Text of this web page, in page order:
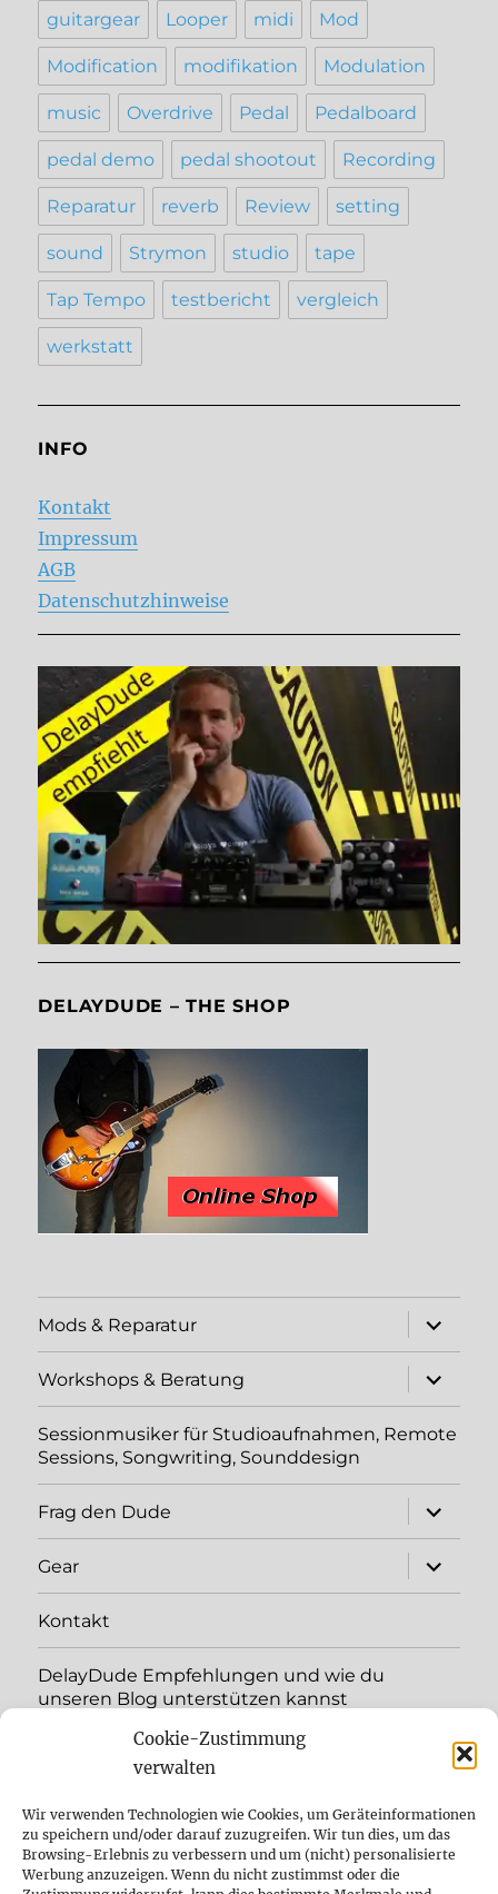
Cookie-Zustimmung
verwalten
Wir verwenden Technologien wie Cookies, um Geräteinformationen
zu speichern und/oder darauf zuzugreifen. Wir tun dies, um das
Browsing-Erlebnis zu verbessern und um (nicht) personalisierte
Werbung anzuzeigen. Wenn du nicht zustimmst oder die
guitargear Looper midi Mod
Modification modifikation Modulation
music Overdrive Pedal Pedalboard
pedal demo pedal shootout Recording
Reparatur reverb Review setting
sound Strymon studio tape
Tap Tempo testbericht vergleich
werkstatt
INFO
Kontakt
Impressum
AGB
Datenschutzhinweise
DELAYDUDE – THE SHOP
Mods & Reparatur
öffnen
Workshops & Beratung
öffnen
Sessionmusiker für Studioaufnahmen, Remote
Sessions, Songwriting, Sounddesign
Frag den Dude
öffnen
Gear
öffnen
Kontakt
DelayDude Empfehlungen und wie du
unseren Blog unterstützen kannst
öffnen
YouTube
Instagram